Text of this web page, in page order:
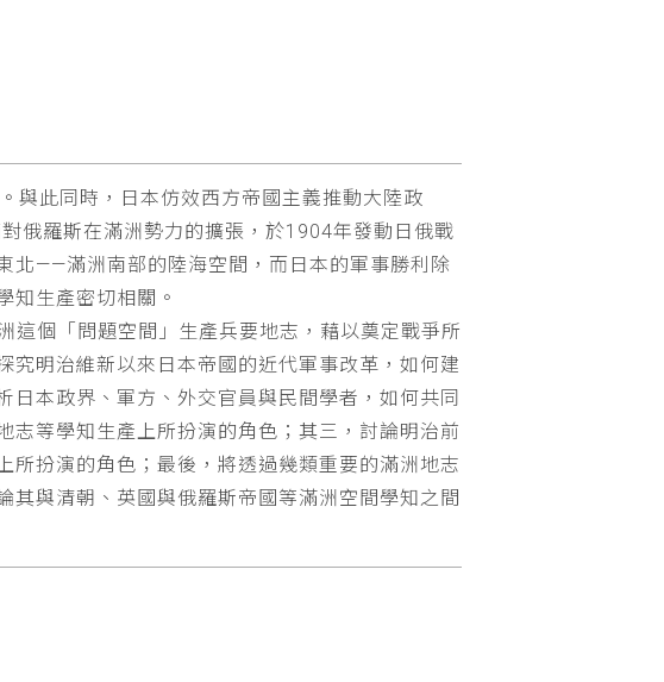
與此同時，日本仿效西方帝國主義推動大陸政
俄羅斯在滿洲勢力的擴張，於1904年發動日俄戰
北——滿洲南部的陸海空間，而日本的軍事勝利除
知生產密切相關。
個「問題空間」生產兵要地志，藉以奠定戰爭所
明治維新以來日本帝國的近代軍事改革，如何建
本政界、軍方、外交官員與民間學者，如何共同
等學知生產上所扮演的角色；其三，討論明治前
扮演的角色；最後，將透過幾類重要的滿洲地志
與清朝、英國與俄羅斯帝國等滿洲空間學知之間